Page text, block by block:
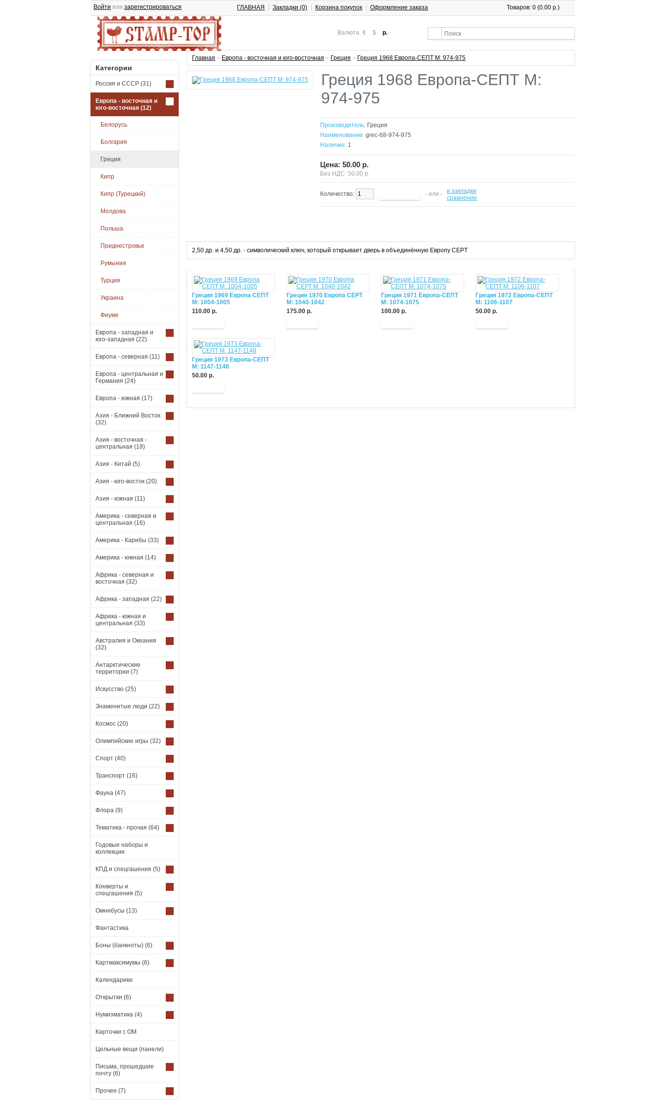
Валюта € $ р.
Товаров: 0 (0.00 р.)
Войти или зарегистрироваться ГЛАВНАЯ Закладки (0) Корзина покупок Оформление заказа
Категории
Россия и СССР (31)
Европа - восточная и
юго-восточная (12)
Белорусь
Болгария
Греция
Кипр
Кипр (Турецкий)
Молдова
Польша
Приднестровье
Румыния
Турция
Украина
Фиуме
Европа - западная и
юго-западная (22)
Европа - северная (11)
Европа - центральная и
Германия (24)
Европа - южная (17)
Азия - Ближний Восток
(32)
Азия - восточная -
центральная (18)
Азия - Китай (5)
Азия - юго-восток (20)
Азия - южная (11)
Америка - северная и
центральная (16)
Америка - Карибы (33)
Америка - южная (14)
Африка - северная и
восточная (32)
Африка - западная (22)
Африка - южная и
центральная (33)
Австралия и Океания
(32)
Антарктические
территории (7)
Искусство (25)
Знаменитые люди (22)
Космос (20)
Олимпийские игры (32)
Спорт (40)
Транспорт (16)
Фауна (47)
Флора (9)
Тематика - прочая (64)
Годовые наборы и
коллекции
КПД и спецгашения (5)
Конверты и
спецгашения (5)
Омнибусы (13)
Фантастика
Боны (банкноты) (6)
Картмаксимумы (6)
Календарики
Открытки (6)
Нумизматика (4)
Карточки с ОМ
Цельные вещи (панели)
Письма, прошедшие
почту (6)
Прочее (7)
Главная » Европа - восточная и юго-восточная » Греция » Греция 1968 Европа-СЕПТ М: 974-975
Греция 1968 Европа-СЕПТ М:
974-975
Производитель: Греция
Наименование: grec-68-974-975
Наличие: 1
Цена: 50.00 р.
Без НДС: 50.00 р.
Количество: - или -
в закладки
сравнение
2,50 др. и 4,50 др. - символический ключ, который открывает дверь в объединённую Европу CEPT
Греция 1969 Европа СЕПТ
М: 1004-1005
110.00 р.
Греция 1970 Европа СЕРТ
М: 1040-1042
175.00 р.
Греция 1971 Европа-СЕПТ
М: 1074-1075
100.00 р.
Греция 1972 Европа-СЕПТ
М: 1106-1107
50.00 р.
Греция 1973 Европа-СЕПТ
М: 1147-1148
50.00 р.